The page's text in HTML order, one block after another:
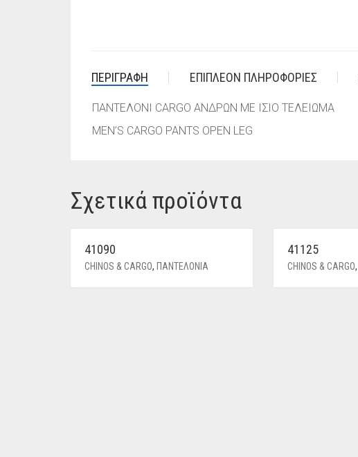
ΠΕΡΙΓΡΑΦΉ ΕΠΙΠΛΈΟΝ ΠΛΗΡΟΦΟΡΊΕΣ
ΠΑΝΤΕΛΟΝΙ CARGO ΑΝΔΡΩΝ ΜΕ ΙΣΙΟ ΤΕΛΕΙΩΜΑ
MEN’S CARGO PANTS OPEN LEG
Σχετικά προϊόντα
41090
CHINOS & CARGO, ΠΑΝΤΕΛΟΝΙΑ
41125
CHINOS & CARGO,